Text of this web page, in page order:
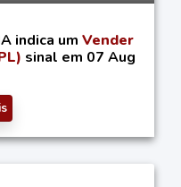
indica um Vender
sinal em 07 Aug